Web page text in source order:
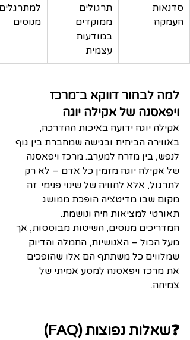
סדנאות
העמקה
תרגולים
ממוקדים
במודעות
עצמית
מנוסים
למה לבחור דווקא ב־מרכז
ויפאסנה של אקילה יוגה
אקילה יוגה ידועה באיכות ההדרכה,
באווירה הביתית ובגישה שמחברת בין גוף
לנפש, בין מזרח למערב. מרכז ויפאסנה
של אקילה יוגה מזמין כל אדם – לא רק
לתרגול, אלא לחוויה של שינוי פנימי. זה
מקום שבו מדיטציה הופכת ממושג
תאורטי למציאות חיה ונושמת.
המדריכים מנוסים, השיטות מבוססות, אך
מעל הכול – האנושיות, החמלה והדיוק
שמלווים כל משתתף הם אלו שהופכים
את מרכז ויפאסנה למסע אמיתי של
צמיחה.
❓שאלות נפוצות (FAQ)